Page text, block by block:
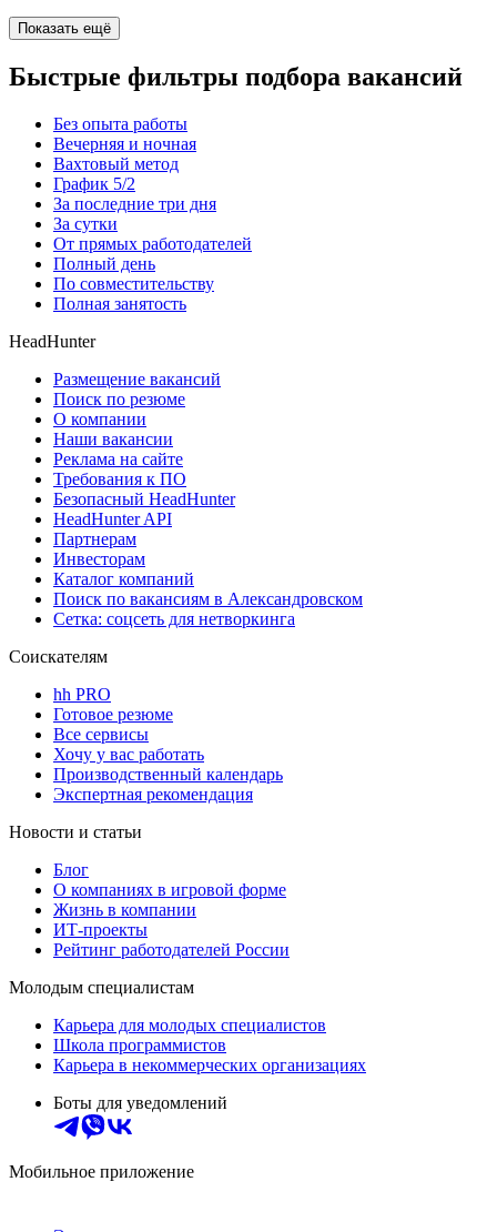
Показать ещё
Быстрые фильтры подбора вакансий
Без опыта работы
Вечерняя и ночная
Вахтовый метод
График 5/2
За последние три дня
За сутки
От прямых работодателей
Полный день
По совместительству
Полная занятость
HeadHunter
Размещение вакансий
Поиск по резюме
О компании
Наши вакансии
Реклама на сайте
Требования к ПО
Безопасный HeadHunter
HeadHunter API
Партнерам
Инвесторам
Каталог компаний
Поиск по вакансиям в Александровском
Сетка: соцсеть для нетворкинга
Соискателям
hh PRO
Готовое резюме
Все сервисы
Хочу у вас работать
Производственный календарь
Экспертная рекомендация
Новости и статьи
Блог
О компаниях в игровой форме
Жизнь в компании
ИТ-проекты
Рейтинг работодателей России
Молодым специалистам
Карьера для молодых специалистов
Школа программистов
Карьера в некоммерческих организациях
Боты для уведомлений
Мобильное приложение